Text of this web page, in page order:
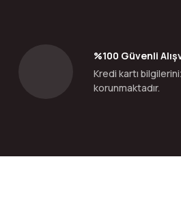
%100 Güvenli
Kredi kartı
korunmaktadır.